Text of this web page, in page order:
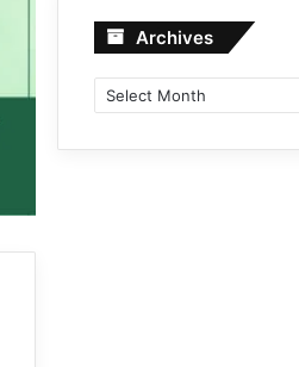
Archives Archives